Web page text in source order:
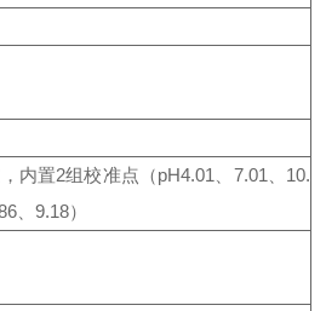
内置2组校准点（pH4.01、7.01、10.
、9.18）